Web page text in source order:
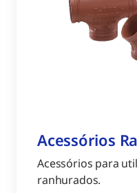
Acessórios
Acessórios para
ranhurados.